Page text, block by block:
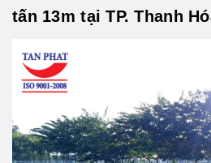
tấn 13m tại TP. Thanh